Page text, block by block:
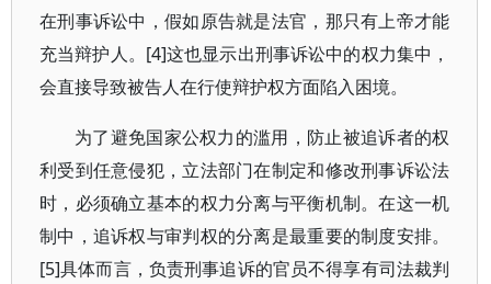
在刑事诉讼中，假如原告就是法官，那只有上帝才能
充当辩护人。[4]这也显示出刑事诉讼中的权力集中，
会直接导致被告人在行使辩护权方面陷入困境。
为了避免国家公权力的滥用，防止被追诉者的权
利受到任意侵犯，立法部门在制定和修改刑事诉讼法
时，必须确立基本的权力分离与平衡机制。在这一机
制中，追诉权与审判权的分离是最重要的制度安排。
[5]具体而言，负责刑事追诉的官员不得享有司法裁判